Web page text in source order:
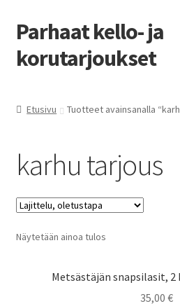
Siirry
navigointiin
Siirry
sisältöön
Parhaat kello- ja
korutarjoukset
Etusivu Tuotteet avainsanalla
karhu tarjous
Näytetään ainoa tulos
Metsästäjän snapsilasit,
35,00 €